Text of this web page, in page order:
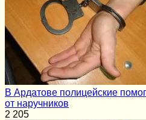
В Ардатове полицейские
от наручников
2 205